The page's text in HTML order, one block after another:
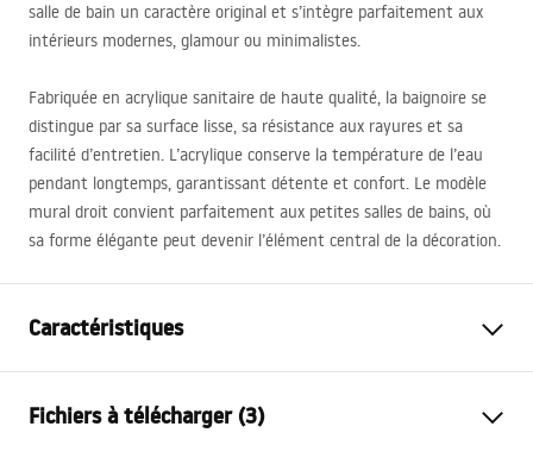
salle de bain un caractère original et s’intègre parfaitement aux
intérieurs modernes, glamour ou minimalistes.
Fabriquée en acrylique sanitaire de haute qualité, la baignoire se
distingue par sa surface lisse, sa résistance aux rayures et sa
facilité d’entretien. L’acrylique conserve la température de l’eau
pendant longtemps, garantissant détente et confort. Le modèle
mural droit convient parfaitement aux petites salles de bains, où
sa forme élégante peut devenir l’élément central de la décoration.
Caractéristiques
Couleur
Fichiers à télécharger (3)